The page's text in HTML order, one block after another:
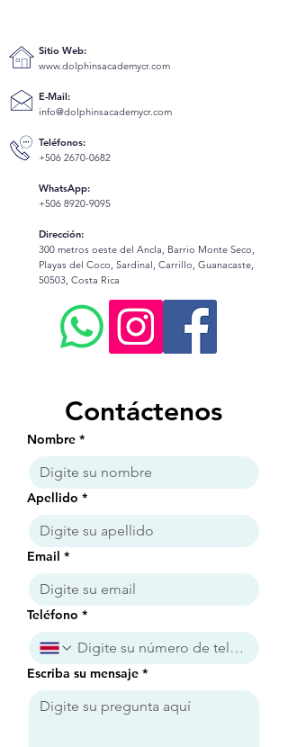
Sitio Web:
www.dolphinsacademycr.com
E-Mail:
info@dolphinsacademycr.com
Teléfonos:
+506 2670-0682
WhatsApp:
+506 8920-9095
Dirección:
300 metros oeste del Ancla, Barrio Monte Seco,
Playas del Coco, Sardinal, Carrillo, Guanacaste,
50503, Costa Rica
Contáctenos
Nombre *
Apellido *
Email *
Teléfono *
Escriba su mensaje *